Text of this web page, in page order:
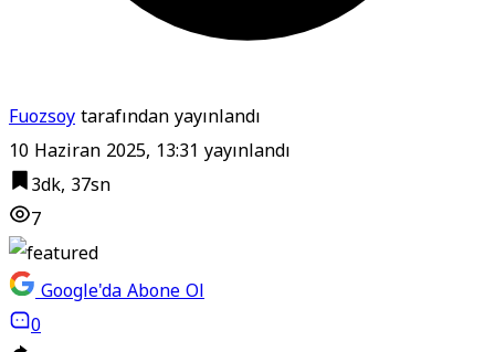
Fuozsoytarafından yayınlandı
10 Haziran 2025, 13:31 yayınlandı
3dk, 37sn
7
Google'da Abone Ol
0